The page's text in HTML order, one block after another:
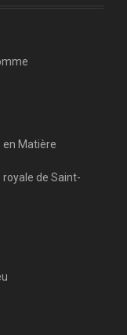
en Matière
de Saint-